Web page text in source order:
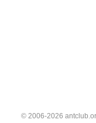
© 2006-2026